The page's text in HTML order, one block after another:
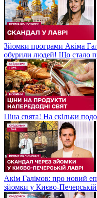
Зйомки програми Акіма
обурили людей! Що стало
Ціна свята! На скільки
Акім Галімов: про новий
зйомки у Києво-Печерській